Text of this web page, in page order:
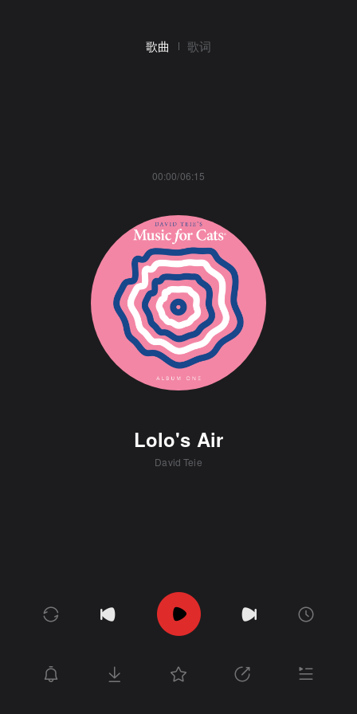
歌曲 歌词
00:00/06:15
Lolo's Air
David Teie